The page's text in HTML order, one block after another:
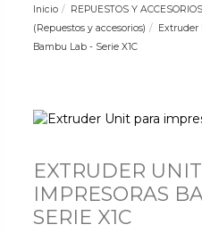
Inicio REPUESTOS Y ACCESORIOS
(Repuestos y accesorios)
Extruder
Bambu Lab - Serie X1C
EXTRUDER
IMPRESORAS
SERIE X1C